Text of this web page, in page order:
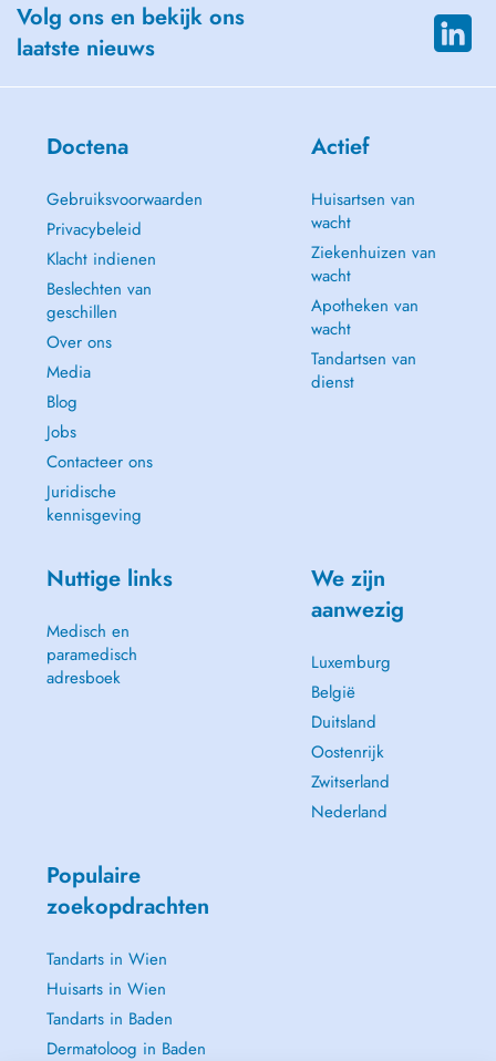
Volg ons en bekijk ons
laatste nieuws
Doctena
Gebruiksvoorwaarden
Privacybeleid
Klacht indienen
Beslechten van
geschillen
Over ons
Media
Blog
Jobs
Contacteer ons
Juridische
kennisgeving
Actief
Huisartsen van
wacht
Ziekenhuizen van
wacht
Apotheken van
wacht
Tandartsen van
dienst
Nuttige links
Medisch en
paramedisch
adresboek
We zijn
aanwezig
Luxemburg
België
Duitsland
Oostenrijk
Zwitserland
Nederland
Populaire
zoekopdrachten
Tandarts in Wien
Huisarts in Wien
Tandarts in Baden
Dermatoloog in Baden